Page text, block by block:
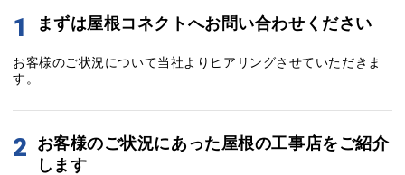
1 まずは屋根コネクトへお問い合わせください
お客様のご状況について当社よりヒアリングさせていただきま
す。
2
お客様のご状況にあった屋根の工事店をご紹介
します